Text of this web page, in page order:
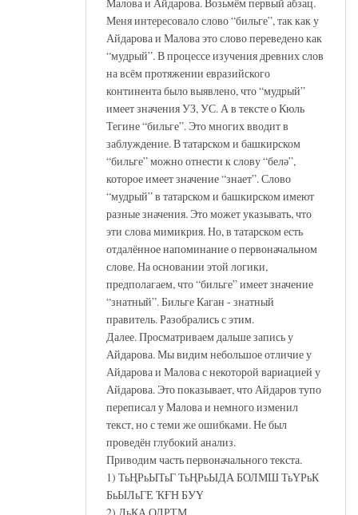
Меня интересовало слово “бильге”, так как у
Айдарова и Малова это слово переведено как
“мудрый”. В процессе изучения древних слов
на всём протяжении евразийского
континента было выявлено, что “мудрый”
имеет значения УЗ, УС. А в тексте о Кюль
Тегине “бильге”. Это многих вводит в
заблуждение. В татарском и башкирском
“бильге” можно отнести к слову “белә”,
которое имеет значение “знает”. Слово
“мудрый” в татарском и башкирском имеют
разные значения. Это может указывать, что
эти слова мимикрия. Но, в татарском есть
отдалённое напоминание о первоначальном
слове. На основании этой логики,
предполагаем, что “бильге” имеет значение
“знатный”. Бильге Каган - знатный
правитель. Разобрались с этим.
Далее. Просматриваем дальше запись у
Айдарова. Мы видим небольшое отличие у
Айдарова и Малова с некоторой вариацией у
Айдарова. Это показывает, что Айдаров тупо
переписал у Малова и немного изменил
текст, но с теми же ошибками. Не был
проведён глубокий анализ.
Приводим часть первоначального текста.
1) ТьҢРьЫТьГ ТьҢРьЫДА БОЛМШ ТьҮРьК
БьЫЛьГЕ ҠҒН БУҮ